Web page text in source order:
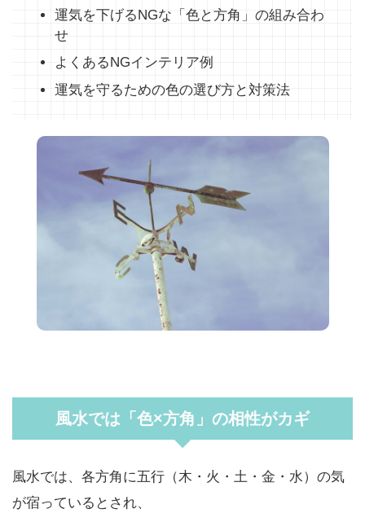
運気を下げるNGな「色と方角」の組み合わ
せ
よくあるNGインテリア例
運気を守るための色の選び方と対策法
風水では「色×方角」の相性がカギ
風水では、各方角に五行（木・火・土・金・水）の気
が宿っているとされ、